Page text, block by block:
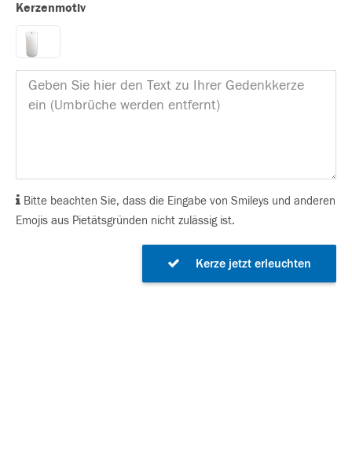
Kerzenmotiv
Bitte beachten Sie, dass die Eingabe von Smileys und anderen
Emojis aus Pietätsgründen nicht zulässig ist.
Kerze jetzt erleuchten